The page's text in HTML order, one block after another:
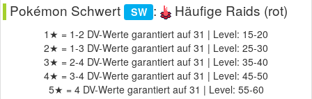
Pokémon Schwert SW : Häufige Raids (rot)
1★ = 1-2 DV-Werte garantiert auf 31 | Level: 15-20
2★ = 1-3 DV-Werte garantiert auf 31 | Level: 25-30
3★ = 2-4 DV-Werte garantiert auf 31 | Level: 35-40
4★ = 3-4 DV-Werte garantiert auf 31 | Level: 45-50
5★ = 4 DV-Werte garantiert auf 31 | Level: 55-60